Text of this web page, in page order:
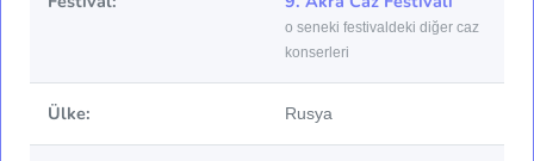
o seneki festivaldeki diğer caz
konserleri
Ülke: Rusya